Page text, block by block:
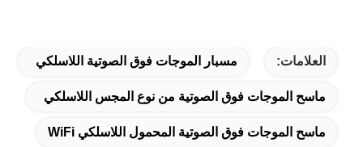
العلامات: مسبار الموجات فوق الصوتية اللاسلكي
ماسح الموجات فوق الصوتية من نوع المجس اللاسلكي
ماسح الموجات فوق الصوتية المحمول اللاسلكي WiFi